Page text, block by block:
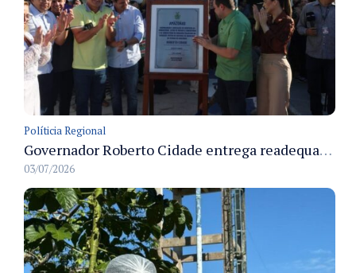
Políticia Regional
Governador Roberto Cidade entrega readequação do ambulatório da FCecon e amplia capacidade de atendimento oncológico em Manaus
03/07/2026